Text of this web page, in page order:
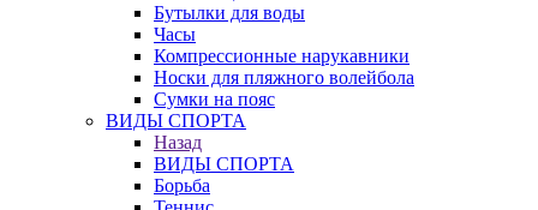
Бутылки для воды
Часы
Компрессионные нарукавники
Носки для пляжного волейбола
Сумки на пояс
ВИДЫ СПОРТА
Назад
ВИДЫ СПОРТА
Борьба